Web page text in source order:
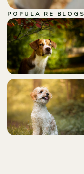
POPULAIRE BLOGS